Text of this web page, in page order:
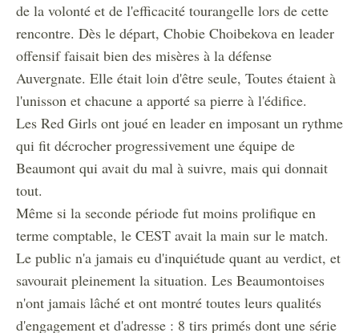
de la volonté et de l'efficacité tourangelle lors de cette
rencontre. Dès le départ, Chobie Choibekova en leader
offensif faisait bien des misères à la défense
Auvergnate. Elle était loin d'être seule, Toutes étaient à
l'unisson et chacune a apporté sa pierre à l'édifice.
Les Red Girls ont joué en leader en imposant un rythme
qui fit décrocher progressivement une équipe de
Beaumont qui avait du mal à suivre, mais qui donnait
tout.
Même si la seconde période fut moins prolifique en
terme comptable, le CEST avait la main sur le match.
Le public n'a jamais eu d'inquiétude quant au verdict, et
savourait pleinement la situation. Les Beaumontoises
n'ont jamais lâché et ont montré toutes leurs qualités
d'engagement et d'adresse : 8 tirs primés dont une série